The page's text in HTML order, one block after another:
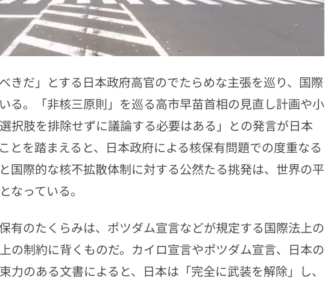
きだ」とする日本政府高官のでたらめな主張を巡り、国際
る。「非核三原則」を巡る高市早苗首相の見直し計画や小
択肢を排除せずに議論する必要はある」との発言が日本
とを踏まえると、日本政府による核保有問題での度重なる
国際的な核不拡散体制に対する公然たる挑発は、世界の平
なっている。
有のたくらみは、ポツダム宣言などが規定する国際法上の
の制約に背くものだ。カイロ宣言やポツダム宣言、日本の
力のある文書によると、日本は「完全に武装を解除」し、